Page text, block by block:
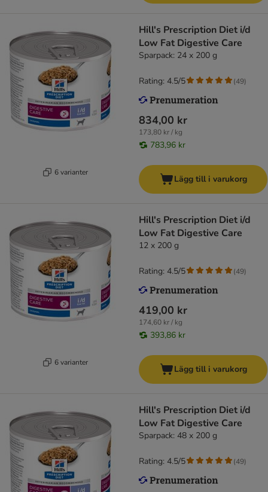
6 varianter
Hill's Prescription Diet i/d
Low Fat Digestive Care
Sparpack: 24 x 200 g
834,00 kr
173,80 kr / kg
783,96 kr
Rating: 4.5/5 (49)
Lägg till i varukorg
6 varianter
Hill's Prescription Diet i/d
Low Fat Digestive Care
12 x 200 g
419,00 kr
174,60 kr / kg
393,86 kr
Rating: 4.5/5 (49)
Lägg till i varukorg
Hill's Prescription Diet i/d
Low Fat Digestive Care
Sparpack: 48 x 200 g
Rating: 4.5/5 (49)